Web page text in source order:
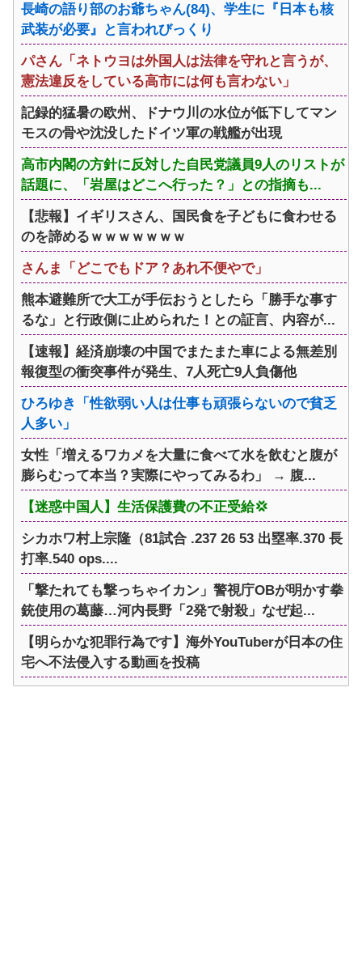
長崎の語り部のお爺ちゃん(84)、学生に『日本も核
武装が必要』と言われびっくり
パさん「ネトウヨは外国人は法律を守れと言うが、
憲法違反をしている高市には何も言わない」
記録的猛暑の欧州、ドナウ川の水位が低下してマン
モスの骨や沈没したドイツ軍の戦艦が出現
高市内閣の方針に反対した自民党議員9人のリストが
話題に、「岩屋はどこへ行った？」との指摘も...
【悲報】イギリスさん、国民食を子どもに食わせる
のを諦めるｗｗｗｗｗｗｗ
さんま「どこでもドア？あれ不便やで」
熊本避難所で大工が手伝おうとしたら「勝手な事す
るな」と行政側に止められた！との証言、内容が...
【速報】経済崩壊の中国でまたまた車による無差別
報復型の衝突事件が発生、7人死亡9人負傷他
ひろゆき「性欲弱い人は仕事も頑張らないので貧乏
人多い」
女性「増えるワカメを大量に食べて水を飲むと腹が
膨らむって本当？実際にやってみるわ」 → 腹...
【迷惑中国人】生活保護費の不正受給💢
シカホワ村上宗隆（81試合 .237 26 53 出塁率.370 長
打率.540 ops....
「撃たれても撃っちゃイカン」警視庁OBが明かす拳
銃使用の葛藤…河内長野「2発で射殺」なぜ起...
【明らかな犯罪行為です】海外YouTuberが日本の住
宅へ不法侵入する動画を投稿